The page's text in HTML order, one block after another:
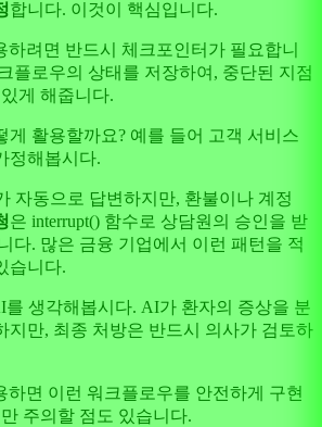
합니다. 이것이 핵심입니다.
하려면 반드시 체크포인터가 필요합니
플로우의 상태를 저장하여, 중단된 지점
게 해줍니다.
게 활용할까요? 예를 들어 고객 서비스
정해봅시다.
자동으로 답변하지만, 환불이나 계정
은 interrupt() 함수로 상담원의 승인을 받
다. 많은 금융 기업에서 이런 패턴을 적
습니다.
를 생각해봅시다. AI가 환자의 증상을 분
지만, 최종 처방은 반드시 의사가 검토하
하면 이런 워크플로우를 안전하게 구현
주의할 점도 있습니다.